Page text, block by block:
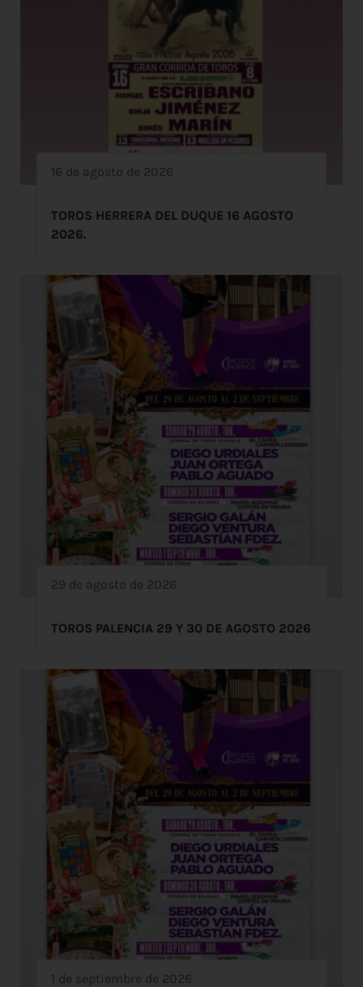
16 de agosto de 2026
TOROS HERRERA DEL DUQUE 16 AGOSTO
2026.
29 de agosto de 2026
TOROS PALENCIA 29 Y 30 DE AGOSTO 2026
1 de septiembre de 2026